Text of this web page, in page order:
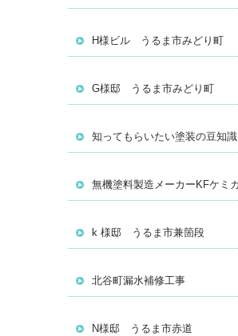
H様ビル うるま市みどり町
G様邸 うるま市みどり町
知ってもらいたい塗装の豆知識
k 様邸 うるま市兼箇段
北谷町漏水補修工事
N様邸 うるま市赤道